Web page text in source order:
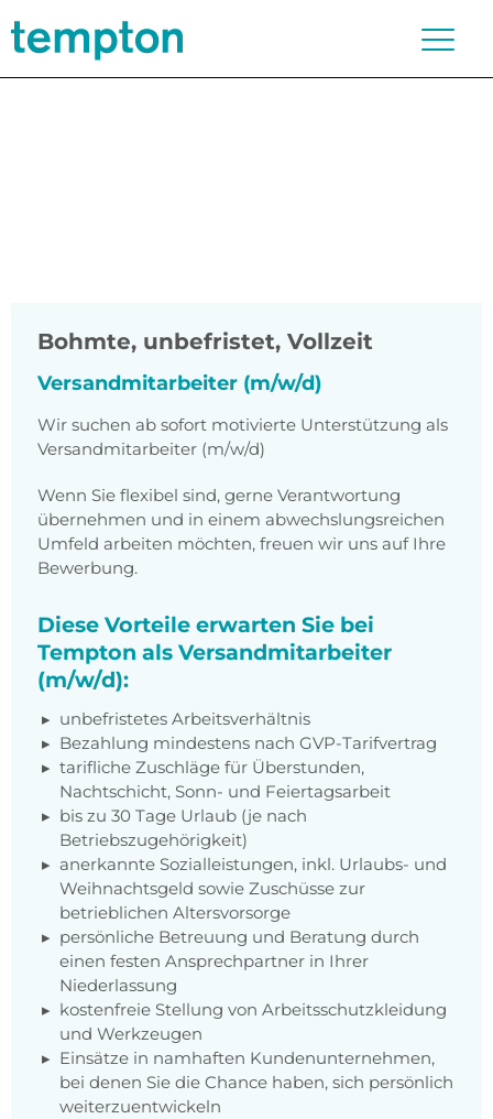
Bohmte, unbefristet, Vollzeit
Versandmitarbeiter (m/w/d)
Wir suchen ab sofort motivierte Unterstützung als
Versandmitarbeiter (m/w/d)
Wenn Sie flexibel sind, gerne Verantwortung
übernehmen und in einem abwechslungsreichen
Umfeld arbeiten möchten, freuen wir uns auf Ihre
Bewerbung.
Diese Vorteile erwarten Sie bei
Tempton als Versandmitarbeiter
(m/w/d):
unbefristetes Arbeitsverhältnis
Bezahlung mindestens nach GVP-Tarifvertrag
tarifliche Zuschläge für Überstunden,
Nachtschicht, Sonn- und Feiertagsarbeit
bis zu 30 Tage Urlaub (je nach
Betriebszugehörigkeit)
anerkannte Sozialleistungen, inkl. Urlaubs- und
Weihnachtsgeld sowie Zuschüsse zur
betrieblichen Altersvorsorge
persönliche Betreuung und Beratung durch
einen festen Ansprechpartner in Ihrer
Niederlassung
kostenfreie Stellung von Arbeitsschutzkleidung
und Werkzeugen
Einsätze in namhaften Kundenunternehmen,
bei denen Sie die Chance haben, sich persönlich
weiterzuentwickeln